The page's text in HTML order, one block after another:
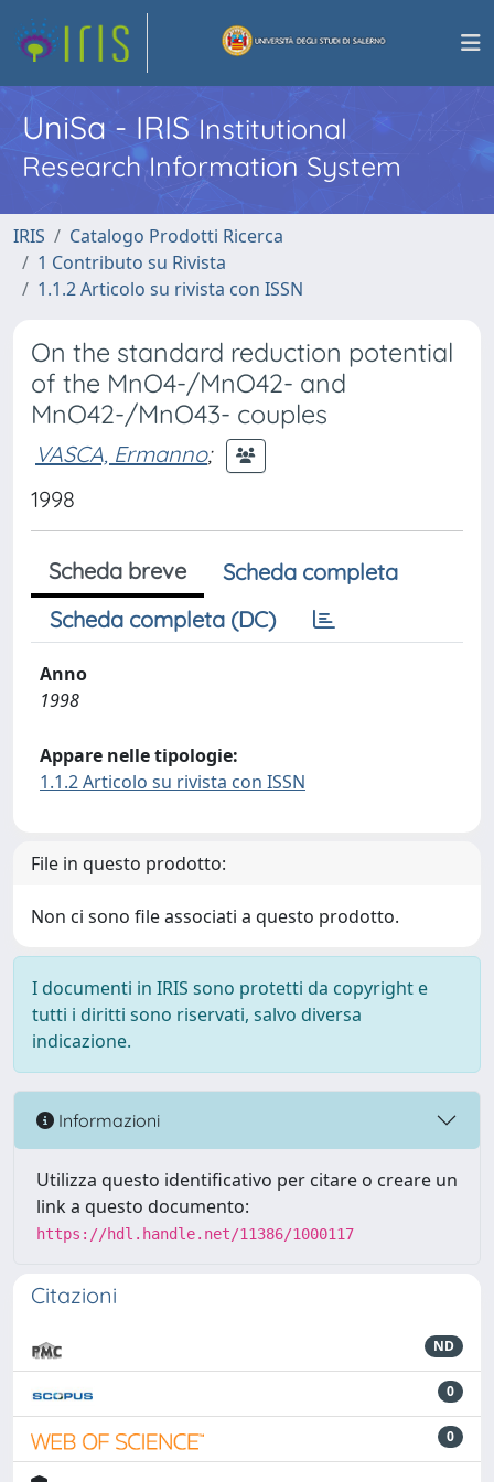
UniSa - IRISInstitutional
Research Information System
IRIS
Catalogo Prodotti Ricerca
1 Contributo su Rivista
1.1.2 Articolo su rivista con ISSN
On the standard reduction potential
of the MnO4-/MnO42- and
MnO42-/MnO43- couples
VASCA, Ermanno;
1998
Scheda breve
Scheda completa
Scheda completa (DC)
Anno
1998
Appare nelle tipologie:
1.1.2 Articolo su rivista con ISSN
File in questo prodotto:
Non ci sono file associati a questo prodotto.
I documenti in IRIS sono protetti da copyright e
tutti i diritti sono riservati, salvo diversa
indicazione.
Informazioni
Utilizza questo identificativo per citare o creare un
link a questo documento:
https://hdl.handle.net/11386/1000117
Citazioni
ND
0
0